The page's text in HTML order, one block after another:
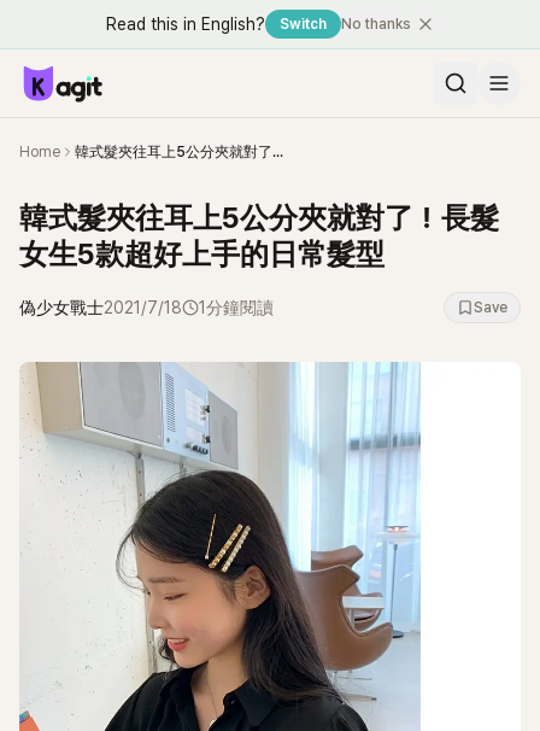
Read this in English? Switch No thanks
Home 韓式髮夾往耳上5公分夾就對了！長髮女生5款超好上手的日常髮型
韓式髮夾往耳上5公分夾就對了！長髮
女生5款超好上手的日常髮型
偽少女戰士2021/7/18 1分鐘閱讀 Save